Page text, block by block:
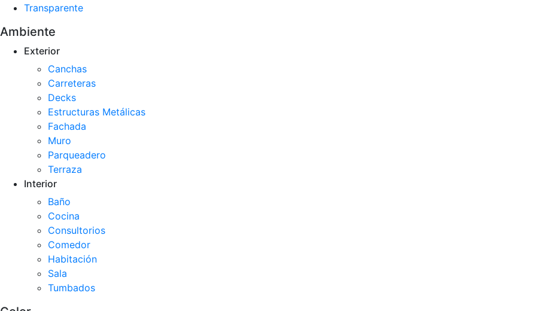
Transparente
Ambiente
Exterior
Canchas
Carreteras
Decks
Estructuras Metálicas
Fachada
Muro
Parqueadero
Terraza
Interior
Baño
Cocina
Consultorios
Comedor
Habitación
Sala
Tumbados